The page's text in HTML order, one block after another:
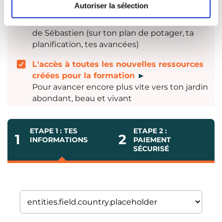
Autoriser la sélection
L'accès à un espace de relecture
Pour avoir des retours précis et personnalisés
de Sébastien (sur ton plan de potager, ta
planification, tes avancées)
L'accès à toutes les nouvelles ressources
créées pour la formation ►
Pour avancer encore plus vite vers ton jardin
abondant, beau et vivant
1
ETAPE 1 : TES
INFORMATIONS
2
ETAPE 2 :
PAIEMENT
SÉCURISÉ